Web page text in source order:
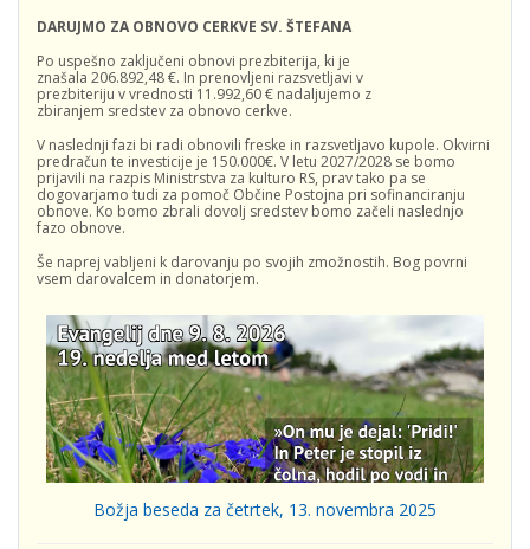
DARUJMO ZA OBNOVO CERKVE SV. ŠTEFANA
Po uspešno zaključeni obnovi prezbiterija, ki je
znašala 206.892,48 €. In prenovljeni razsvetljavi v
prezbiteriju v vrednosti 11.992,60 € nadaljujemo z
zbiranjem sredstev za obnovo cerkve.
V naslednji fazi bi radi obnovili freske in razsvetljavo kupole. Okvirni
predračun te investicije je 150.000€. V letu 2027/2028 se bomo
prijavili na razpis Ministrstva za kulturo RS, prav tako pa se
dogovarjamo tudi za pomoč Občine Postojna pri sofinanciranju
obnove. Ko bomo zbrali dovolj sredstev bomo začeli naslednjo
fazo obnove.
Še naprej vabljeni k darovanju po svojih zmožnostih. Bog povrni
vsem darovalcem in donatorjem.
Božja beseda za četrtek, 13. novembra 2025